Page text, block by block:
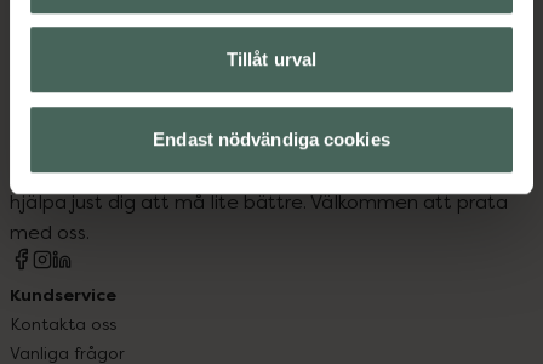
Tillåt urval
Endast nödvändiga cookies
Kronans Apotek finns här för dig. Du hittar oss från Skåne i
syd till Lappland i norr, och online i mobilen och på
datorn. Oavsett vem du är så är det vårt uppdrag att
hjälpa just dig att må lite bättre. Välkommen att prata
med oss.
Kundservice
Kontakta oss
Vanliga frågor